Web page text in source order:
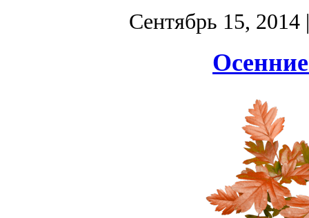
Сентябрь 15, 2014